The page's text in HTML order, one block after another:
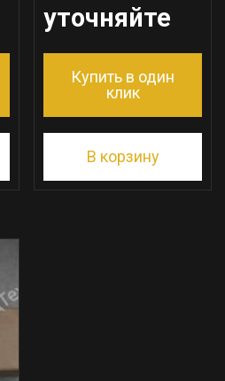
уточняйте
Купить в один
клик
В корзину